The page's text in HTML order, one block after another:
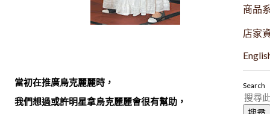
當初在推廣烏克麗麗時，
我們想過或許明星拿烏克麗麗會很有幫助，
商品
店家
Search